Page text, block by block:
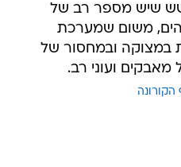
שיש מספר רב של
משום שמערכת
במצוקה ובמחסור של
מאבקים ועוני רב.
הקורונה